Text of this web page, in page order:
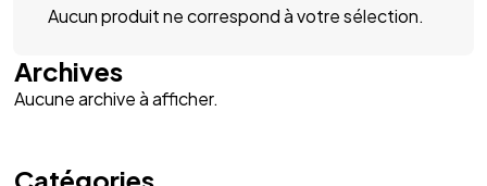
Aucun produit ne correspond à votre sélection.
Archives
Aucune archive à afficher.
Catégories